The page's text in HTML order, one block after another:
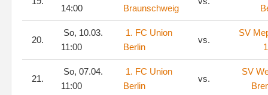
14:00
Braunschweig
20.
So, 10.03.
11:00
1. FC Union
Berlin
vs.
SV
21.
So, 07.04.
11:00
1. FC Union
Berlin
vs.
SV